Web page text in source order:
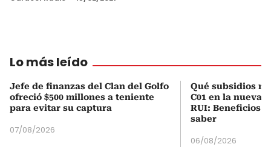
Lo más leído
Jefe de finanzas del Clan del Golfo
ofreció $500 millones a teniente
para evitar su captura
07/08/2026
Qué subsidios
C01 en la nueva
RUI: Beneficios
saber
06/08/2026